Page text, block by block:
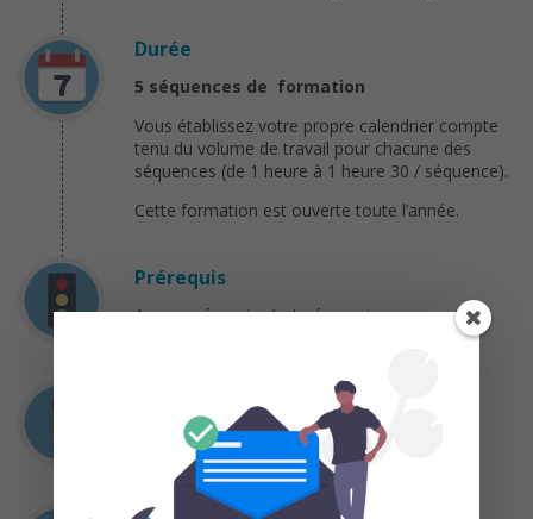
Durée
5 séquences de formation
Vous établissez votre propre calendrier compte
tenu du volume de travail pour chacune des
séquences (de 1 heure à 1 heure 30 / séquence).
Cette formation est ouverte toute l’année.
Prérequis
Aucun prérequis n’est nécessaire
Charge de travail
30 mn à 1 heure / séquence